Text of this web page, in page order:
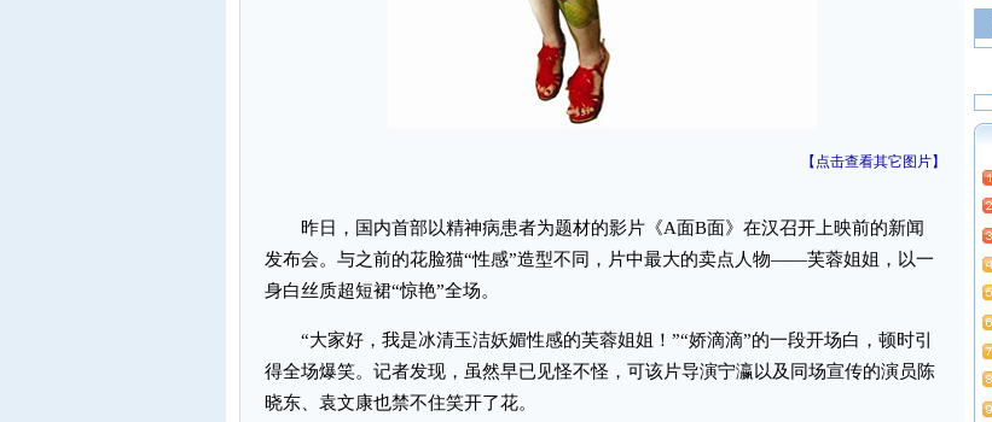
【点击查看其它图片】
昨日，国内首部以精神病患者为题材的影片《A面B面》在汉召开上映前的新闻
发布会。与之前的花脸猫“性感”造型不同，片中最大的卖点人物——芙蓉姐姐，以一
身白丝质超短裙“惊艳”全场。
“大家好，我是冰清玉洁妖媚性感的芙蓉姐姐！”“娇滴滴”的一段开场白，顿时引
得全场爆笑。记者发现，虽然早已见怪不怪，可该片导演宁瀛以及同场宣传的演员陈
晓东、袁文康也禁不住笑开了花。